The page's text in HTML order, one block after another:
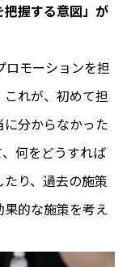
握する意図」が
ロモーションを担
れが、初めて担
分からなかった
何をどうすれば
り、過去の施策
的な施策を考え